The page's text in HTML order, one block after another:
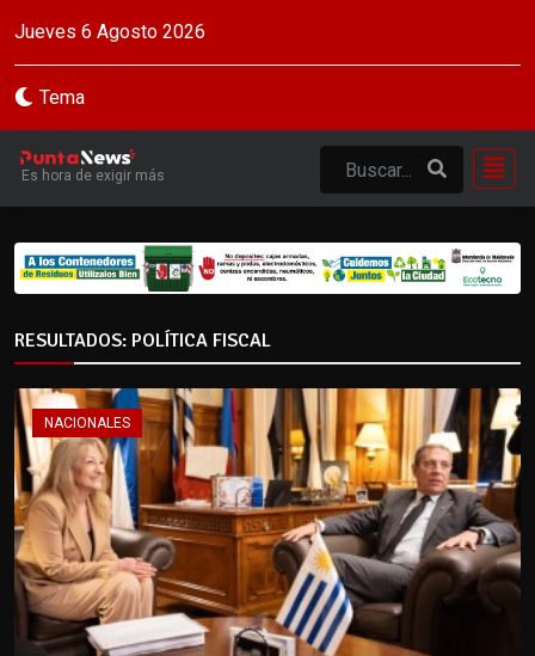
Jueves 6 Agosto 2026
Tema
Es hora de exigir más
RESULTADOS: POLÍTICA FISCAL
NACIONALES